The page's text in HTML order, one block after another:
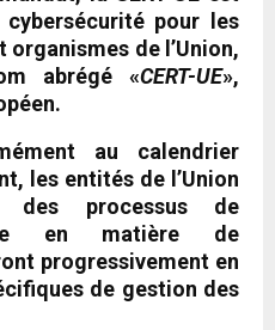
pour les
de l’Union,
abrégé «CERT-UE»,
au calendrier
les entités de l’Union
des processus de
en matière de
progressivement en
de gestion des